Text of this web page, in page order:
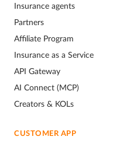
Insurance agents
Partners
Affiliate Program
Insurance as a Service
API Gateway
AI Connect (MCP)
Creators & KOLs
CUSTOMER APP